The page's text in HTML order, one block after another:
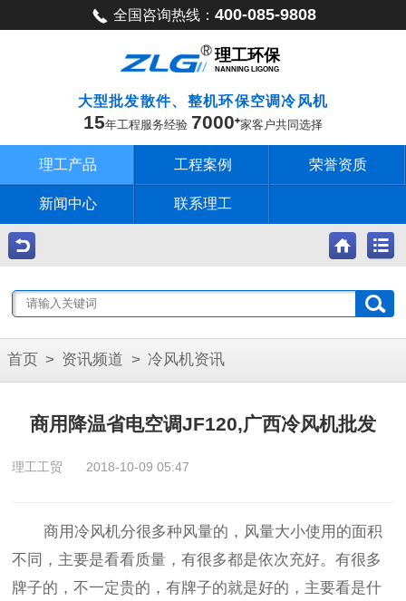
全国咨询热线： 400-085-9808
理工环保
NANNING LIGONG
大型批发散件、整机环保空调冷风机
15年工程服务经验 7000 家客户共同选择
理工产品 工程案例 荣誉资质
新闻中心 联系理工
首页 > 资讯频道 > 冷风机资讯
商用降温省电空调JF120,广西冷风机批发
理工工贸 2018-10-09 05:47
商用冷风机分很多种风量的，风量大小使用的面积
不同，主要是看看质量，有很多都是依次充好。有很多
牌子的，不一定贵的，有牌子的就是好的，主要看是什